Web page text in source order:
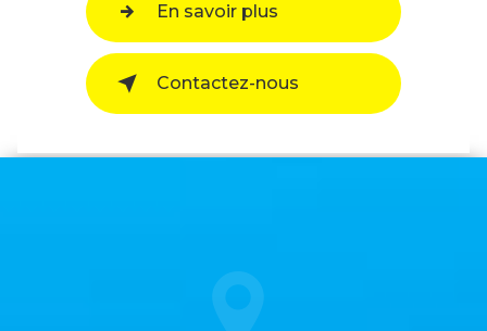
En savoir plus
Contactez-nous